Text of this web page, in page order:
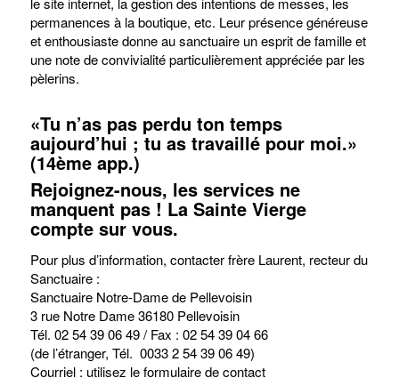
permanences à la boutique, etc. Leur présence généreuse
et enthousiaste donne au sanctuaire un esprit de famille et
une note de convivialité particulièrement appréciée par les
pèlerins.
«Tu n’as pas perdu ton temps
aujourd’hui ; tu as travaillé pour moi.»
(14ème app.)
Rejoignez-nous, les services ne
manquent pas ! La Sainte Vierge
compte sur vous.
Pour plus d’information, contacter frère Laurent, recteur du
Sanctuaire :
Sanctuaire Notre-Dame de Pellevoisin
3 rue Notre Dame 36180 Pellevoisin
Tél. 02 54 39 06 49 / Fax : 02 54 39 04 66
(de l’étranger, Tél. 0033 2 54 39 06 49)
Courriel : utilisez leformulaire de contact